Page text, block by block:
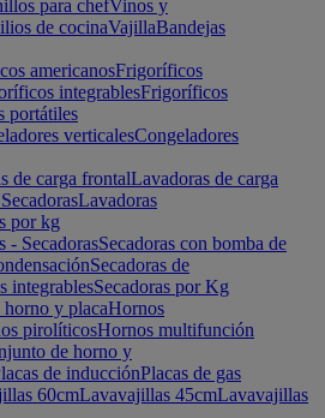
para chefVinos y
de cocinaVajillaBandejas
americanosFrigoríficos
integrablesFrigoríficos
portátiles
verticalesCongeladores
de carga frontalLavadoras de carga
Lavadoras
por kg
- SecadorasSecadoras con bomba de
Secadoras de
integrablesSecadoras por Kg
y placaHornos
pirolíticosHornos multifunción
de horno y
de inducciónPlacas de gas
60cmLavavajillas 45cmLavavajillas